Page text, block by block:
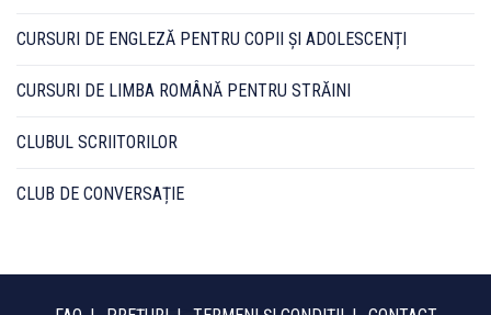
CURSURI DE ENGLEZĂ PENTRU COPII ȘI ADOLESCENȚI
CURSURI DE LIMBA ROMÂNĂ PENTRU STRĂINI
CLUBUL SCRIITORILOR
CLUB DE CONVERSAȚIE